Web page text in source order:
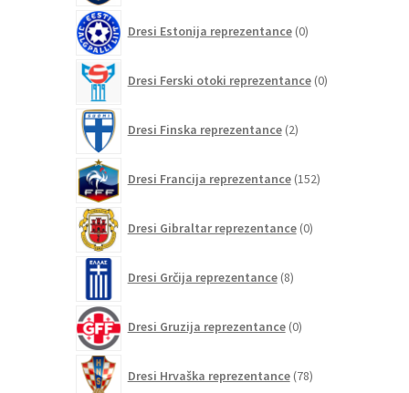
Dresi Estonija reprezentance 0izdelkov
Dresi Ferski otoki reprezentance 0izdelkov
Dresi Finska reprezentance 2izdelka
Dresi Francija reprezentance 152izdelkov
Dresi Gibraltar reprezentance 0izdelkov
Dresi Grčija reprezentance 8izdelkov
Dresi Gruzija reprezentance 0izdelkov
Dresi Hrvaška reprezentance 78izdelkov